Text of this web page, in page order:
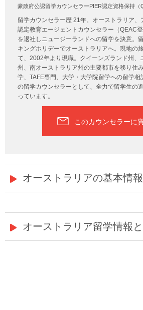
豪政府公認留学カウンセラーPIER認定資格保持（
留学カウンセラー歴 21年。オーストラリア
認定教育エージェントカウンセラー（QEAC
を退社しニュージーランドへの留学を決意。
キングホリデーでオーストラリアへ。現地の
て、2002年より現職。クイーンズランド州、
州、南オーストラリア州の主要都市を移り住
学、TAFE専門、大学・大学院留学への留学相
の留学カウンセラーとして、全力で留学生の
っています。
このカウンセラーに
オーストラリアの基本情報
オーストラリア留学情報